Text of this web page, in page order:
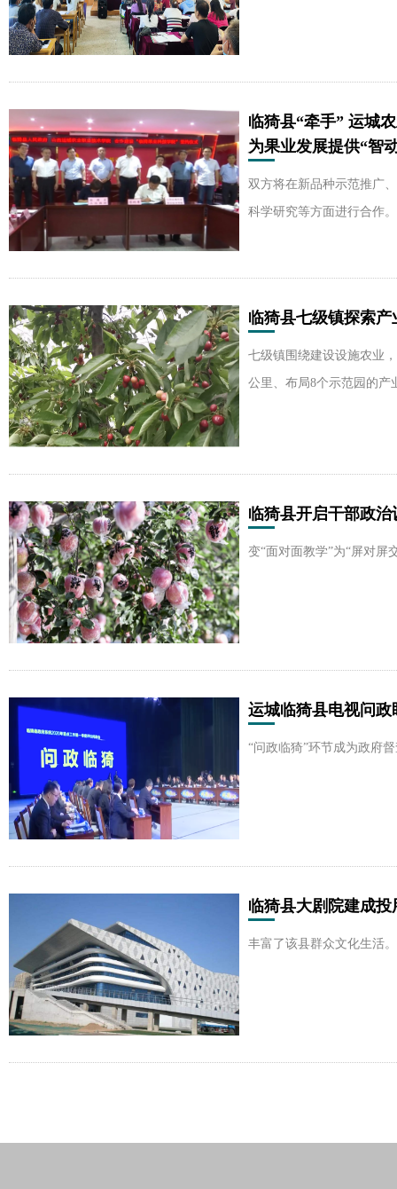
临猗县“牵手” 运城
为果业发展提供“智
双方将在新品种示范推广
科学研究等方面进行合作。
临猗县七级镇探索
七级镇围绕建设设施农业
公里、布局8个示范园的产
临猗县开启干部政治
变“面对面教学”为“屏对屏
运城临猗县电视问政
“问政临猗”环节成为政府
临猗县大剧院建成投
丰富了该县群众文化生活。